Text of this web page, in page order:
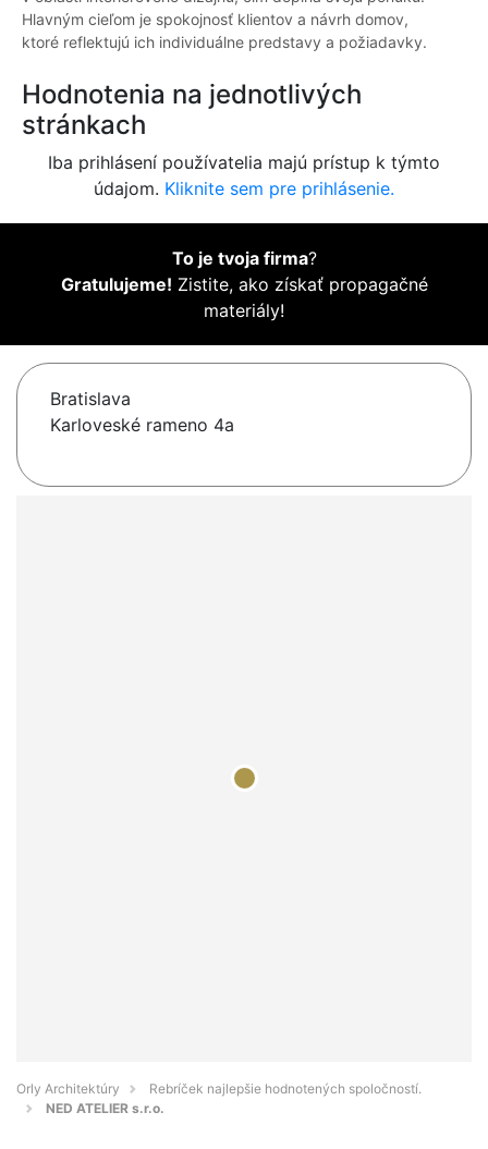
Hlavným cieľom je spokojnosť klientov a návrh domov,
ktoré reflektujú ich individuálne predstavy a požiadavky.
Hodnotenia na jednotlivých
stránkach
Iba prihlásení používatelia majú prístup k týmto
údajom. Kliknite sem pre prihlásenie.
To je tvoja firma?
Gratulujeme! Zistite, ako získať propagačné
materiály!
Bratislava
Karloveské rameno 4a
Orly Architektúry
Rebríček najlepšie hodnotených spoločností.
NED ATELIER s.r.o.